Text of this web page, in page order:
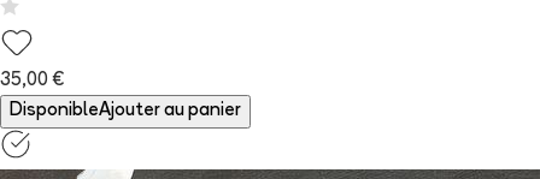
35,00 €
DisponibleAjouter au panier